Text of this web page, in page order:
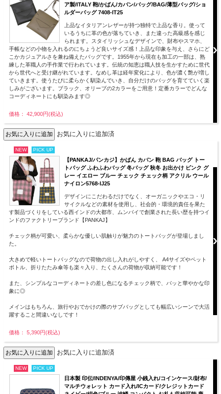
ア製/ITALY 鞄/かばん/カバン/バッグ/BAG/薄型バッグ/ショ
ルダーバッグ 7408-IT25
上品なイタリアンレザーが持つ独特で上品な香り。使って
いるうちに革の色が落ちていき、また違った高級感を感じ
られます。スタイリッシュなデザインで、財布やスマホ、
手帳などの小物を入れるのにちょうど良いサイズ感！上品な印象を与え、さらにど
こかカジュアルさを兼ね備えたバッグです。1955年から現在も加工の一部は、熟
練した革職人の手作業で行われています。伝統の知恵は職人技を生かすために世代
から世代へと受け継がれています。なめし革は経年変化により、色が濃く艶が増し
ていきます。使うたびに柔らかく馴染んでいき、自分だけのバッグを育てていく楽
しみがございます。ブラック、オリーブの2カラーをご用意！定番カラーでどんな
コーディネートにも馴染みます◎
価格： 42,900円(税込)
お気に入りに追加済
NEW PICK UP
【PANKAJ/パンカジ】かばん カバン 鞄 BAG バッグ トー
トバッグ ふわふわバッグ 冬バッグ 秋冬 お出かけ ピンク グ
レー イエロー ブルー チェック チェック柄 アクリル ウール
ナイロン5768-IJ25
デザインにこだわるだけでなく、オーガニックやエコ・リ
サイクルなどの素材を使用し、社会的・環境的責任を果た
す製品づくりをしている西インドの大都市、ムンバイで創業された長い歴を持つイ
ンドのファクトリーブランド【PANKAJ】
チェック柄が可愛い、柔らかな優しい肌触りが魅力のトートバッグが登場しまし
た。
大きめで軽いトートバッグなので荷物の出し入れがしやすく、 A4サイズやペット
ボトル、折りたたみ傘等も楽々入り、たくさんの荷物が収納可能です！
また、シンプルなコーディネートの差し色になるチェック柄で、パッと華やかな印
象に◎
メインはもちろん、旅行やおでかけの際のサブバッグとしても幅広いシーンで大活
躍すること間違いなしです！
価格： 5,390円(税込)
お気に入りに追加済
NEW PICK UP
日本製 印伝/INDENYA/印傳屋 小銭入れ/コインケース/財布/
マルチウォレット カード入れ/ICカード/クレジットカード